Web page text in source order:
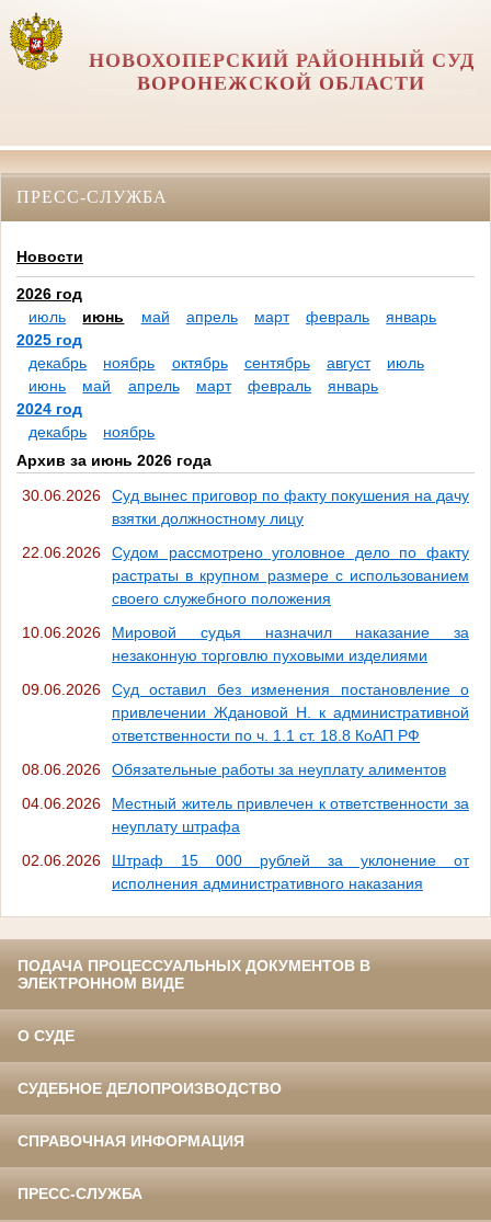
НОВОХОПЕРСКИЙ РАЙОННЫЙ СУД
ВОРОНЕЖСКОЙ ОБЛАСТИ
ПРЕСС-СЛУЖБА
Новости
2026 год
июль
июнь май апрель март февраль
январь
2025 год
декабрь
ноябрь октябрь сентябрь август
июль
июнь
май апрель март февраль
январь
2024 год
декабрь
ноябрь
Архив за июнь 2026 года
30.06.2026
Суд вынес приговор по факту покушения на дачу
взятки должностному лицу
22.06.2026
Судом рассмотрено уголовное дело по факту
растраты в крупном размере с использованием
своего служебного положения
10.06.2026
Мировой судья назначил наказание за
незаконную торговлю пуховыми изделиями
09.06.2026
Суд оставил без изменения постановление о
привлечении Ждановой Н. к административной
ответственности по ч. 1.1 ст. 18.8 КоАП РФ
08.06.2026
Обязательные работы за неуплату алиментов
04.06.2026
Местный житель привлечен к ответственности за
неуплату штрафа
02.06.2026
Штраф 15 000 рублей за уклонение от
исполнения административного наказания
ПОДАЧА ПРОЦЕССУАЛЬНЫХ ДОКУМЕНТОВ В
ЭЛЕКТРОННОМ ВИДЕ
О СУДЕ
СУДЕБНОЕ ДЕЛОПРОИЗВОДСТВО
СПРАВОЧНАЯ ИНФОРМАЦИЯ
ПРЕСС-СЛУЖБА